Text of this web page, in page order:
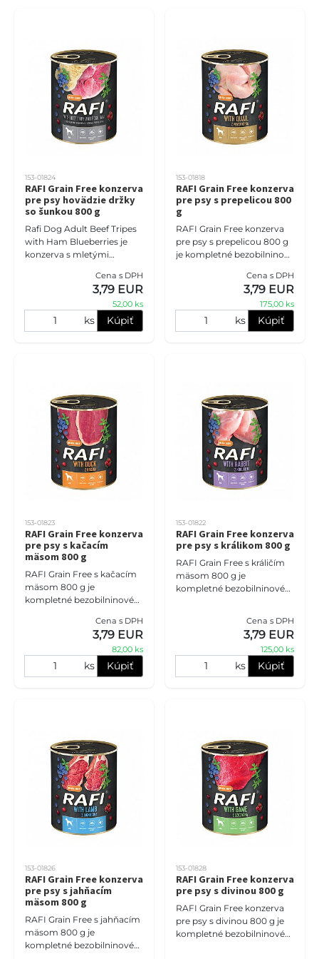
153-01824
RAFI Grain Free konzerva
pre psy hovädzie držky
so šunkou 800 g
Rafi Dog Adult Beef Tripes
with Ham Blueberries je
konzerva s mletými
bravčovou šunkou,
brusnicami, bez obsahu
Cena s DPH
3,79 EUR
52,00 ks
ks Kúpiť
153-01818
RAFI Grain Free konzerva
pre psy s prepelicou 800
g
RAFI Grain Free konzerva
pre psy s prepelicou 800 g
je kompletné bezobilninové
psy všetkých plemien.
Prepeličie mäso patrí me
Cena s DPH
3,79 EUR
175,00 ks
ks Kúpiť
153-01823
RAFI Grain Free konzerva
pre psy s kačacím
mäsom 800 g
RAFI Grain Free s kačacím
mäsom 800 g je
kompletné bezobilninové
psy všetkých plemien.
Kačacia receptúra prináša
Cena s DPH
3,79 EUR
82,00 ks
ks Kúpiť
153-01822
RAFI Grain Free konzerva
pre psy s králikom 800 g
RAFI Grain Free s králičím
mäsom 800 g je
kompletné bezobilninové
Jemná králičia receptúra s
Cena s DPH
3,79 EUR
125,00 ks
ks Kúpiť
153-01826
RAFI Grain Free konzerva
pre psy s jahňacím
mäsom 800 g
RAFI Grain Free s jahňacím
mäsom 800 g je
kompletné bezobilninové
153-01828
RAFI Grain Free konzerva
pre psy s divinou 800 g
RAFI Grain Free konzerva
pre psy s divinou 800 g je
kompletné bezobilninové